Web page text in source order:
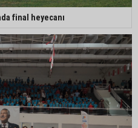
Futbol Turnuvası’nda final heyecanı
Sevinç Parkı’nda bakım
final heyecanı